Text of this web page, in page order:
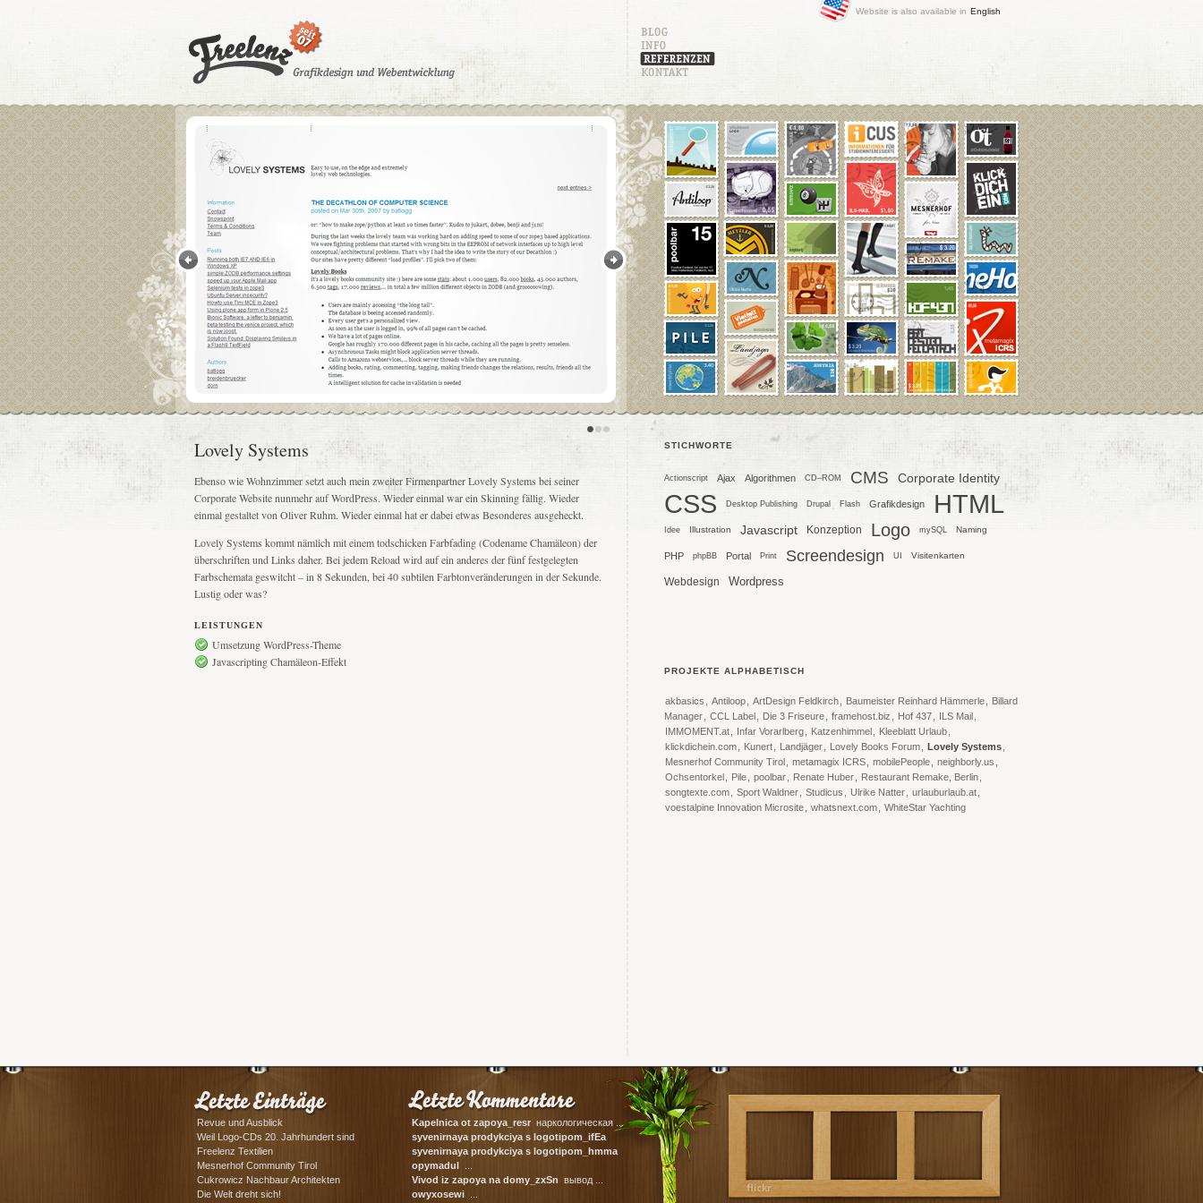
Website is also available in English
Lovely Systems
Ebenso wie Wohnzimmer setzt auch mein zweiter Firmenpartner Lovely Systems bei seiner
Corporate Website nunmehr auf WordPress. Wieder einmal war ein Skinning fällig. Wieder
einmal gestaltet von Oliver Ruhm. Wieder einmal hat er dabei etwas Besonderes ausgeheckt.
Lovely Systems kommt nämlich mit einem todschicken Farbfading (Codename Chamäleon) der
überschriften und Links daher. Bei jedem Reload wird auf ein anderes der fünf festgelegten
Farbschemata geswitcht – in 8 Sekunden, bei 40 subtilen Farbtonveränderungen in der Sekunde.
Lustig oder was?
LEISTUNGEN
Umsetzung WordPress-Theme
Javascripting Chamäleon-Effekt
STICHWORTE
Actionscript Ajax Algorithmen CD–ROM CMS Corporate Identity
CSS Desktop Publishing Drupal Flash Grafikdesign HTML
Idee Illustration Javascript Konzeption Logo mySQL Naming
PHP phpBB Portal Print Screendesign UI Visitenkarten
Webdesign Wordpress
PROJEKTE ALPHABETISCH
akbasics Antiloop ArtDesign Feldkirch Baumeister Reinhard Hämmerle
Billard
Manager
CCL Label Die 3 Friseure framehost.biz Hof 437 ILS Mail
IMMOMENT.at
Infar Vorarlberg Katzenhimmel Kleeblatt Urlaub
klickdichein.com
Kunert Landjäger Lovely Books Forum Lovely Systems
Mesnerhof Community Tirol
metamagix ICRS mobilePeople neighborly.us
Ochsentorkel
Pile poolbar Renate Huber Restaurant Remake, Berlin
songtexte.com
Sport Waldner Studicus Ulrike Natter urlauburlaub.at
voestalpine Innovation Microsite
whatsnext.com WhiteStar Yachting
Revue und Ausblick
Weil Logo-CDs 20. Jahrhundert sind
Freelenz Textilien
Mesnerhof Community Tirol
Cukrowicz Nachbaur Architekten
Die Welt dreht sich!
Kapelnica ot zapoya_resr наркологическая ...
syvenirnaya prodykciya s logotipom_ifEa
сувенирная ...
syvenirnaya prodykciya s logotipom_hmma
корпоративные ...
opymadul
Vivod iz zapoya na domy_zxSn вывод ...
owyxosewi